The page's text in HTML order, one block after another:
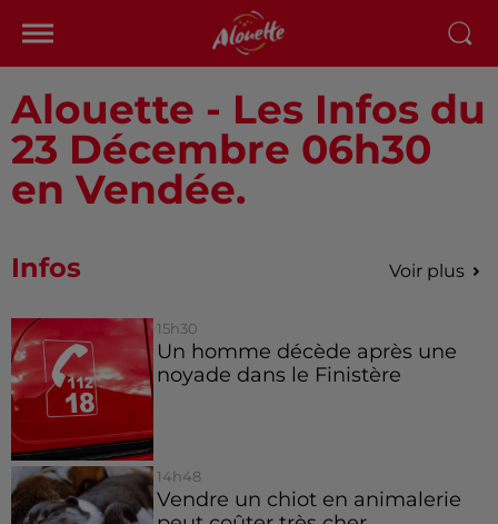
Alouette - Les Infos du
23 Décembre 06h30
en Vendée.
Infos Voir plus
15h30
Un homme décède après une
noyade dans le Finistère
14h48
Vendre un chiot en animalerie